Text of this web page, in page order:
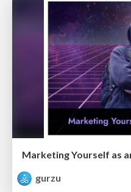
Marketing Yourself as
gurzu